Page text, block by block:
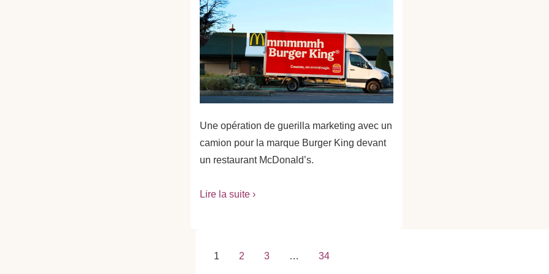
Une opération de guerilla marketing avec un
camion pour la marque Burger King devant
un restaurant McDonald’s.
Lire la suite ›
Pagination
1 2 3 … 34